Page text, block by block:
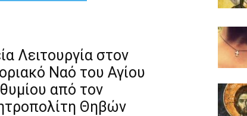
Λειτουργία στον
Ναό του Αγίου
από τον
Θηβών